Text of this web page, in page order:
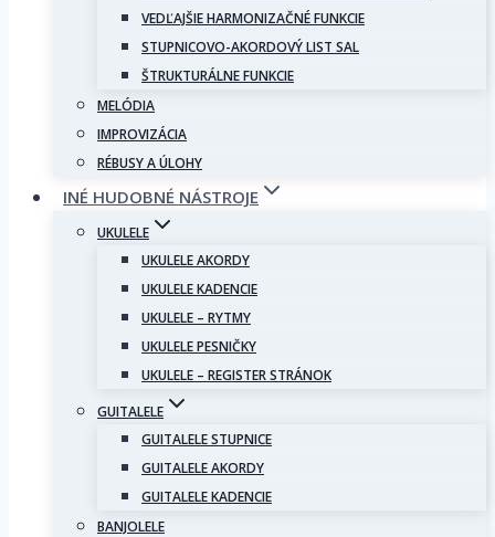
VEDĽAJŠIE HARMONIZAČNÉ FUNKCIE
STUPNICOVO-AKORDOVÝ LIST SAL
ŠTRUKTURÁLNE FUNKCIE
MELÓDIA
IMPROVIZÁCIA
RÉBUSY A ÚLOHY
INÉ HUDOBNÉ NÁSTROJE
UKULELE
UKULELE AKORDY
UKULELE KADENCIE
UKULELE – RYTMY
UKULELE PESNIČKY
UKULELE – REGISTER STRÁNOK
GUITALELE
GUITALELE STUPNICE
GUITALELE AKORDY
GUITALELE KADENCIE
BANJOLELE